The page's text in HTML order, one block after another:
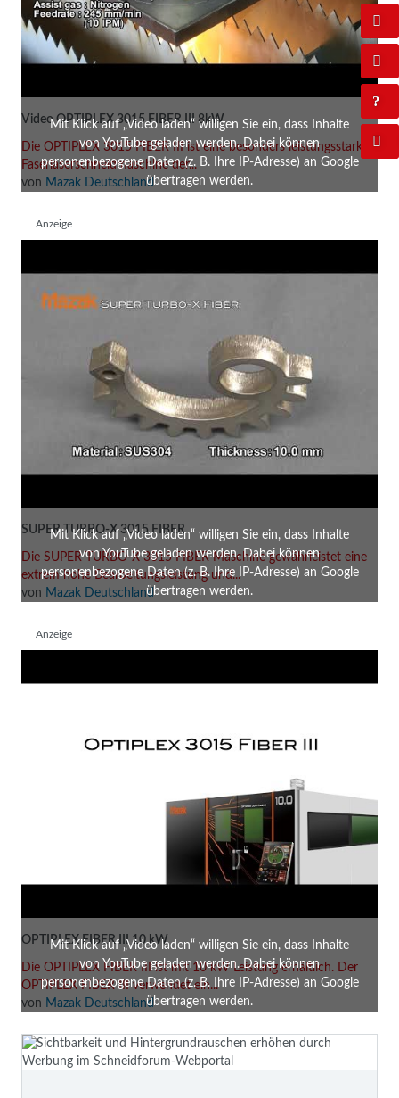
Mit Klick auf „Video laden“ willigen Sie ein, dass Inhalte
von YouTube geladen werden. Dabei können
personenbezogene Daten (z. B. Ihre IP-Adresse) an Google
übertragen werden.
Video OPTIPLEX 3015 FIBER III 8kW
Die OPTIPLEX 3015 FIBER III ist eine besonders leistungsstarke
Faserlaserschneidmaschine der...
von Mazak Deutschland
Anzeige
Mit Klick auf „Video laden“ willigen Sie ein, dass Inhalte
von YouTube geladen werden. Dabei können
personenbezogene Daten (z. B. Ihre IP-Adresse) an Google
übertragen werden.
SUPER TURBO-X 3015 FIBER
Die SUPER TURBO-X 3015 FIBER Maschine gewährleistet eine
extrem hohe Bearbeitungsleistung und...
von Mazak Deutschland
Anzeige
Mit Klick auf „Video laden“ willigen Sie ein, dass Inhalte
von YouTube geladen werden. Dabei können
personenbezogene Daten (z. B. Ihre IP-Adresse) an Google
übertragen werden.
Video laden
OPTIPLEX FIBER III 10 kW
Die OPTIPLEX FIBER III ist mit 10 kW Leistung erhältlich. Der
OPTIPLEX FIBER III verwendet ein...
von Mazak Deutschland